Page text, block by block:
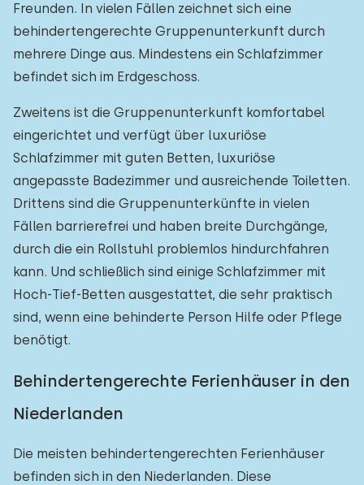
Freunden. In vielen Fällen zeichnet sich eine
behindertengerechte Gruppenunterkunft durch
mehrere Dinge aus. Mindestens ein Schlafzimmer
befindet sich im Erdgeschoss.
Zweitens ist die Gruppenunterkunft komfortabel
eingerichtet und verfügt über luxuriöse
Schlafzimmer mit guten Betten, luxuriöse
angepasste Badezimmer und ausreichende Toiletten.
Drittens sind die Gruppenunterkünfte in vielen
Fällen barrierefrei und haben breite Durchgänge,
durch die ein Rollstuhl problemlos hindurchfahren
kann. Und schließlich sind einige Schlafzimmer mit
Hoch-Tief-Betten ausgestattet, die sehr praktisch
sind, wenn eine behinderte Person Hilfe oder Pflege
benötigt.
Behindertengerechte Ferienhäuser in den
Niederlanden
Die meisten behindertengerechten Ferienhäuser
befinden sich in den Niederlanden. Diese